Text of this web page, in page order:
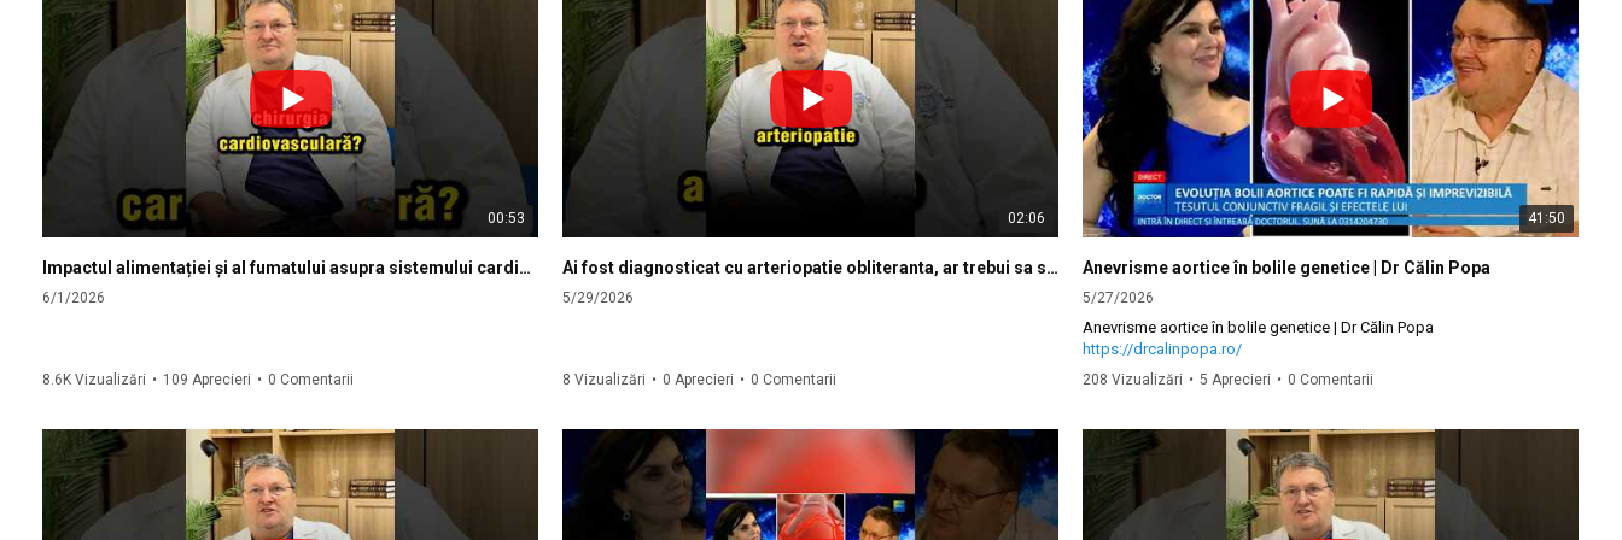
00:53
Impactul alimentației și al fumatului asupra sistemului cardiovascular
6/1/2026
8.6K Vizualizări • 109 Aprecieri • 0 Comentarii
02:06
Ai fost diagnosticat cu arteriopatie obliteranta, ar trebui sa stii ca…
5/29/2026
8 Vizualizări • 0 Aprecieri • 0 Comentarii
41:50
Anevrisme aortice în bolile genetice | Dr Călin Popa
5/27/2026
Anevrisme aortice în bolile genetice | Dr Călin Popa
https://drcalinpopa.ro/
208 Vizualizări • 5 Aprecieri • 0 Comentarii